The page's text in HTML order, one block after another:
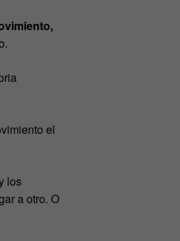
el
los
a otro. O